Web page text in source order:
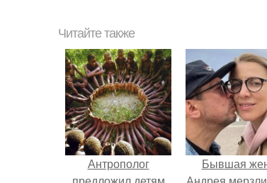
Читайте также
Антрополог
Бывшая